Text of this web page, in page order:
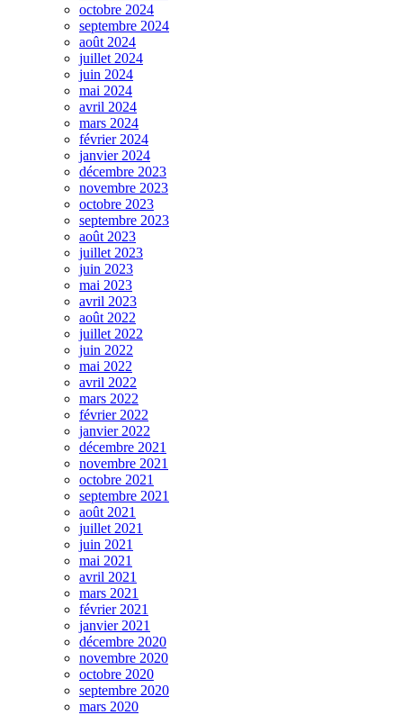
octobre 2024
septembre 2024
août 2024
juillet 2024
juin 2024
mai 2024
avril 2024
mars 2024
février 2024
janvier 2024
décembre 2023
novembre 2023
octobre 2023
septembre 2023
août 2023
juillet 2023
juin 2023
mai 2023
avril 2023
août 2022
juillet 2022
juin 2022
mai 2022
avril 2022
mars 2022
février 2022
janvier 2022
décembre 2021
novembre 2021
octobre 2021
septembre 2021
août 2021
juillet 2021
juin 2021
mai 2021
avril 2021
mars 2021
février 2021
janvier 2021
décembre 2020
novembre 2020
octobre 2020
septembre 2020
mars 2020